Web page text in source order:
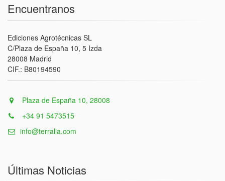
Encuentranos
Ediciones Agrotécnicas SL
C/Plaza de España 10, 5 Izda
28008 Madrid
CIF.: B80194590
Plaza de España 10, 28008
+34 91 5473515
info@terralia.com
Últimas Noticias